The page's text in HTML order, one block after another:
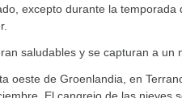
excepto durante la
saludables y se capturan a un
oeste de Groenlandia, en